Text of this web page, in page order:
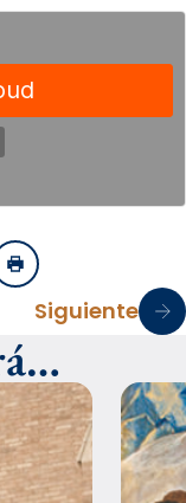
Imprimir
Siguiente